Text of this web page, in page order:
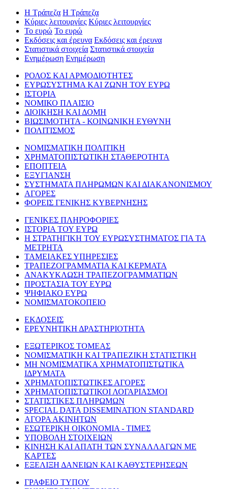
Η Τράπεζα Η Τράπεζα
Κύριες λειτουργίες Κύριες λειτουργίες
Το ευρώ Το ευρώ
Εκδόσεις και έρευνα Εκδόσεις και έρευνα
Στατιστικά στοιχεία Στατιστικά στοιχεία
Ενημέρωση Ενημέρωση
ΡΟΛΟΣ ΚΑΙ ΑΡΜΟΔΙΟΤΗΤΕΣ
ΕΥΡΩΣΥΣΤΗΜΑ ΚΑΙ ΖΩΝΗ ΤΟΥ ΕΥΡΩ
ΙΣΤΟΡΙΑ
ΝΟΜΙΚΟ ΠΛΑΙΣΙΟ
ΔΙΟΙΚΗΣΗ ΚΑΙ ΔΟΜΗ
ΒΙΩΣΙΜΟΤΗΤΑ - ΚΟΙΝΩΝΙΚΗ ΕΥΘΥΝΗ
ΠΟΛΙΤΙΣΜΟΣ
ΝΟΜΙΣΜΑΤΙΚΗ ΠΟΛΙΤΙΚΗ
ΧΡΗΜΑΤΟΠΙΣΤΩΤΙΚΗ ΣΤΑΘΕΡΟΤΗΤΑ
ΕΠΟΠΤΕΙΑ
ΕΞΥΓΙΑΝΣΗ
ΣΥΣΤΗΜΑΤΑ ΠΛΗΡΩΜΩΝ ΚΑΙ ΔΙΑΚΑΝΟΝΙΣΜΟΥ
ΑΓΟΡΕΣ
ΦΟΡΕΙΣ ΓΕΝΙΚΗΣ ΚΥΒΕΡΝΗΣΗΣ
ΓΕΝΙΚΕΣ ΠΛΗΡΟΦΟΡΙΕΣ
ΙΣΤΟΡΙΑ ΤΟΥ ΕΥΡΩ
Η ΣΤΡΑΤΗΓΙΚΗ ΤΟΥ ΕΥΡΩΣΥΣΤΗΜΑΤΟΣ ΓΙΑ ΤΑ
ΜΕΤΡΗΤΑ
ΤΑΜΕΙΑΚΕΣ ΥΠΗΡΕΣΙΕΣ
ΤΡΑΠΕΖΟΓΡΑΜΜΑΤΙΑ ΚΑΙ ΚΕΡΜΑΤΑ
ΑΝΑΚΥΚΛΩΣΗ ΤΡΑΠΕΖΟΓΡΑΜΜΑΤΙΩΝ
ΠΡΟΣΤΑΣΙΑ ΤΟΥ ΕΥΡΩ
ΨΗΦΙΑΚΟ ΕΥΡΩ
ΝΟΜΙΣΜΑΤΟΚΟΠΕΙΟ
ΕΚΔΟΣΕΙΣ
ΕΡΕΥΝΗΤΙΚΗ ΔΡΑΣΤΗΡΙΟΤΗΤΑ
ΕΞΩΤΕΡΙΚΟΣ ΤΟΜΕΑΣ
ΝΟΜΙΣΜΑΤΙΚΗ ΚΑΙ ΤΡΑΠΕΖΙΚΗ ΣΤΑΤΙΣΤΙΚΗ
ΜΗ ΝΟΜΙΣΜΑΤΙΚΑ ΧΡΗΜΑΤΟΠΙΣΤΩΤΙΚΑ
ΙΔΡΥΜΑΤΑ
ΧΡΗΜΑΤΟΠΙΣΤΩΤΙΚΕΣ ΑΓΟΡΕΣ
ΧΡΗΜΑΤΟΠΙΣΤΩΤΙΚΟΙ ΛΟΓΑΡΙΑΣΜΟΙ
ΣΤΑΤΙΣΤΙΚΕΣ ΠΛΗΡΩΜΩΝ
SPECIAL DATA DISSEMINATION STANDARD
ΑΓΟΡΑ ΑΚΙΝΗΤΩΝ
ΕΣΩΤΕΡΙΚΗ ΟΙΚΟΝΟΜΙΑ - ΤΙΜΕΣ
ΥΠΟΒΟΛΗ ΣΤΟΙΧΕΙΩΝ
ΚΙΝΗΣΗ ΚΑΙ ΑΠΑΤΗ ΤΩΝ ΣΥΝΑΛΛΑΓΩΝ ΜΕ
ΚΑΡΤΕΣ
ΕΞΕΛΙΞΗ ΔΑΝΕΙΩΝ ΚΑΙ ΚΑΘΥΣΤΕΡΗΣΕΩΝ
ΓΡΑΦΕΙΟ ΤΥΠΟΥ